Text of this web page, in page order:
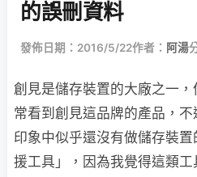
的誤刪資料
發佈日期：2016/5/22作者： 阿湯
創見是儲存裝置的大廠之一
常看到創見這品牌的產品，
印象中似乎還沒有做儲存裝
援工具」，因為我覺得這類